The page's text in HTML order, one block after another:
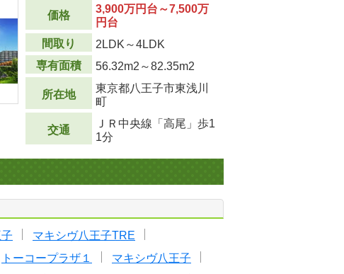
価格
3,900万円台～7,500万
円台
間取り
2LDK～4LDK
専有面積
56.32m2 ～82.35m2
所在地
東京都八王子市東浅川
町
交通
ＪＲ中央線「高尾」歩1
1分
マキシヴ八王子TRE
トーコープラザ１
マキシヴ八王子